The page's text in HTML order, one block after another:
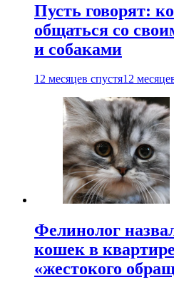
Пусть говорят:
общаться со
и собаками
12 месяцев спустя12
Фелинолог
кошек в
«жестокого